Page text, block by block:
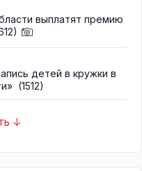
выплатят премию
детей в кружки в
(1512)
↓